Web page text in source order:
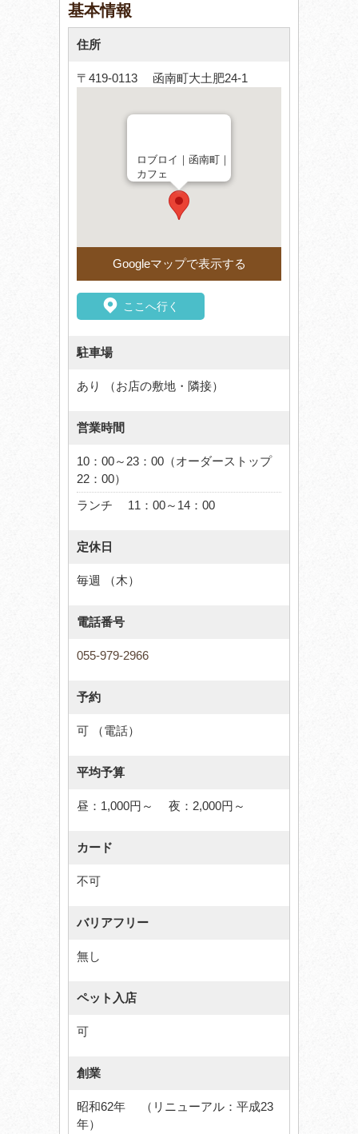
基本情報
住所
〒419-0113 函南町大土肥24-1
ロブロイ｜函南町｜
カフェ
Googleマップで表示する
ここへ行く
駐車場
あり （お店の敷地・隣接）
営業時間
10：00～23：00（オーダーストップ
22：00）
ランチ 11：00～14：00
定休日
毎週 （木）
電話番号
055-979-2966
予約
可 （電話）
平均予算
昼：1,000円～ 夜：2,000円～
カード
不可
バリアフリー
無し
ペット入店
可
創業
昭和62年 （リニューアル：平成23
年）